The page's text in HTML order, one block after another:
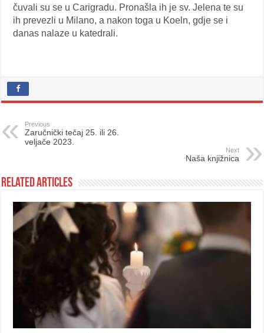
čuvali su se u Carigradu. Pronašla ih je sv. Jelena te su
ih prevezli u Milano, a nakon toga u Koeln, gdje se i
danas nalaze u katedrali.
Previous
Zaručnički tečaj 25. ili 26.
veljače 2023.
Next
Naša knjižnica
Related Articles